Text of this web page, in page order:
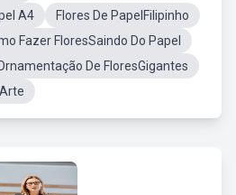
A4
Flores De PapelFilipinho
Fazer FloresSaindo Do Papel
De FloresGigantes